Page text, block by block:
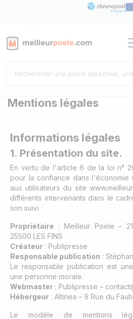
Mentions légales
Informations légales
1. Présentation du site.
En vertu de l'article 6 de la loi n°
pour la confiance dans l'économie
aux utilisateurs du site
différents intervenants dans le
son suivi :
Propriétaire : Meilleur Poele – 21
25500 LES FINS
Créateur : Publipresse
Responsable publication :
Le responsable publication est
une personne morale.
Webmaster : Publipresse –
Hébergeur : Altinea – 9 Rue du
Le modèle de mentions